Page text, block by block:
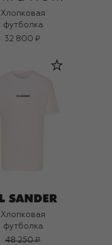
Хлопковая
футболка
32 800 ₽
Хлопковая
футболка
48 250 ₽